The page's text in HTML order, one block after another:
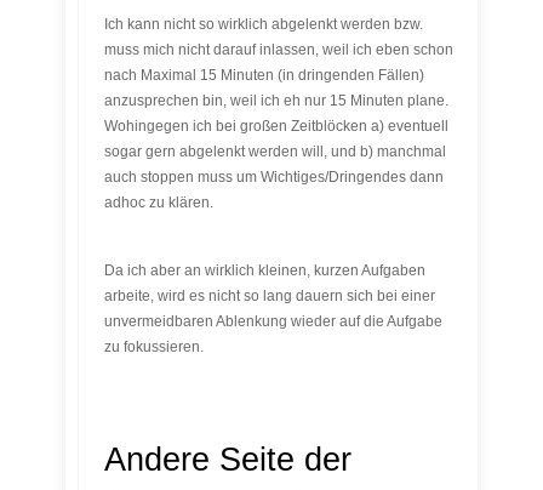
Ich kann nicht so wirklich abgelenkt werden bzw.
muss mich nicht darauf inlassen, weil ich eben schon
nach Maximal 15 Minuten (in dringenden Fällen)
anzusprechen bin, weil ich eh nur 15 Minuten plane.
Wohingegen ich bei großen Zeitblöcken a) eventuell
sogar gern abgelenkt werden will, und b) manchmal
auch stoppen muss um Wichtiges/Dringendes dann
adhoc zu klären.
Da ich aber an wirklich kleinen, kurzen Aufgaben
arbeite, wird es nicht so lang dauern sich bei einer
unvermeidbaren Ablenkung wieder auf die Aufgabe
zu fokussieren.
Andere Seite der